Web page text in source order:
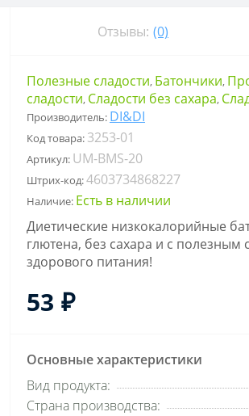
Отзывы: (0)
Полезные сладости, Батончики,
сладости, Сладости без сахара,
Производитель: DI&DI
Код товара: 3253-01
Артикул: UM-BMS-20
Штрих-код:4603734868227
Наличие: Есть в наличии
Диетические низкокалорийные
глютена, без сахара и с полезным
здорового питания!
53 ₽
Основные характеристики
Вид продукта:
Страна производства: